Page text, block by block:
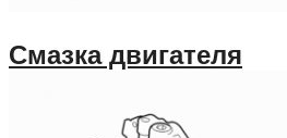
Смазка двигателя